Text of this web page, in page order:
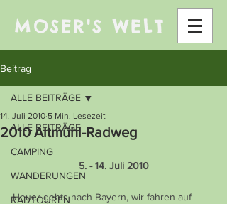
MOSER'S WELT
Beitrag
ALLE BEITRÄGE
CAMPING
WANDERUNGEN
RADTOUREN
ALLE BEITRÄGE
2010 Altmühl-Radweg
14. Juli 2010 5 Min. Lesezeit
5. - 14. Juli 2010
Heuer gehts nach Bayern, wir fahren auf